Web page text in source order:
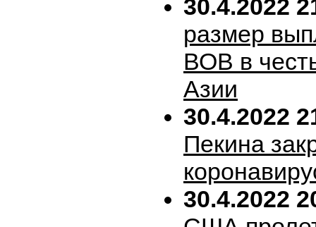
30.4.2022
размер
ВОВ в
Азии
30.4.2022
Пекина
30.4.2022